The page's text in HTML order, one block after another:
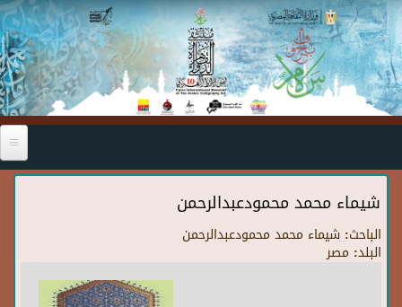
Skip to main content
شيماء محمد محمودعبدالرحمن
الباحث: شيماء محمد محمودعبدالرحمن
البلد: مصر